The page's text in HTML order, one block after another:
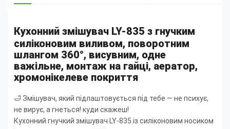
Кухонний змішувач LY-835 з гнучким
силіконовим виливом, поворотним
шлангом 360°, висувним, одне
важільне, монтаж на гайці, аератор,
хромонікелеве покриття
🛁 Змішувач, який підлаштовується під тебе — не психує,
не вирує, а гнеться! куди скажеш!
Кухонний гнучкий змішувач LY-835 із силіконовим носиком